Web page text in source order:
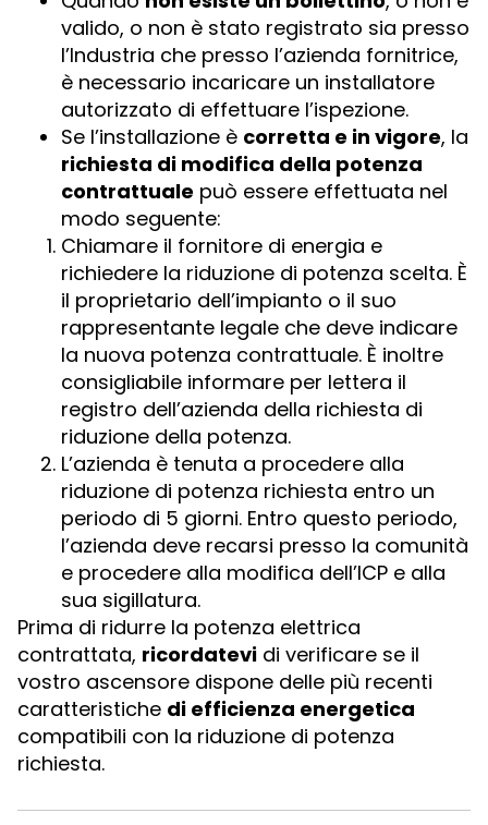
valido, o non è stato registrato sia presso
l’Industria che presso l’azienda fornitrice,
è necessario incaricare un installatore
autorizzato di effettuare l’ispezione.
Se l’installazione è corretta e in vigore, la
richiesta di modifica della potenza
contrattuale può essere effettuata nel
modo seguente:
Chiamare il fornitore di energia e
richiedere la riduzione di potenza scelta. È
il proprietario dell’impianto o il suo
rappresentante legale che deve indicare
la nuova potenza contrattuale. È inoltre
consigliabile informare per lettera il
registro dell’azienda della richiesta di
riduzione della potenza.
L’azienda è tenuta a procedere alla
riduzione di potenza richiesta entro un
periodo di 5 giorni. Entro questo periodo,
l’azienda deve recarsi presso la comunità
e procedere alla modifica dell’ICP e alla
sua sigillatura.
Prima di ridurre la potenza elettrica
contrattata, ricordatevi di verificare se il
vostro ascensore dispone delle più recenti
caratteristiche di efficienza energetica
compatibili con la riduzione di potenza
richiesta.